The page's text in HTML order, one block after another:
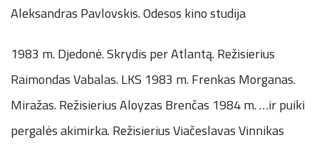
Aleksandras Pavlovskis. Odesos kino studija
1983 m. Djedonė. Skrydis per Atlantą. Režisierius
Raimondas Vabalas. LKS 1983 m. Frenkas Morganas.
Miražas. Režisierius Aloyzas Brenčas 1984 m. …ir puiki
pergalės akimirka. Režisierius Viačeslavas Vinnikas